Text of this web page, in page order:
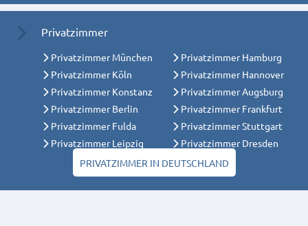
Privatzimmer
Privatzimmer München
Privatzimmer Hamburg
Privatzimmer Köln
Privatzimmer Hannover
Privatzimmer Konstanz
Privatzimmer Augsburg
Privatzimmer Berlin
Privatzimmer Frankfurt
Privatzimmer Fulda
Privatzimmer Stuttgart
Privatzimmer Leipzig
Privatzimmer Dresden
PRIVATZIMMER IN DEUTSCHLAND